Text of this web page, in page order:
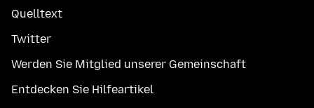
Quelltext
Twitter
Werden Sie Mitglied unserer Gemeinschaft
Entdecken Sie Hilfeartikel